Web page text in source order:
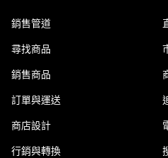
銷售管道
尋找商品
銷售商品
訂單與運送
商店設計
行銷與轉換